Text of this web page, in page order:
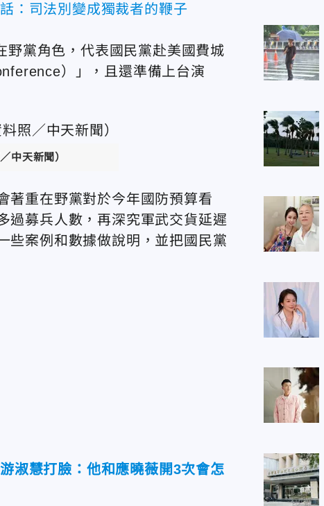
：司法別變成獨裁者的鞭子
野黨角色，代表國民黨赴美國費城
）」，且還準備上台演
中天新聞）
著重在野黨對於今年國防預算看
過募兵人數，再深究軍武交貨延遲
些案例和數據做說明，並把國民黨
淑慧打臉：他和應曉薇開3次會怎